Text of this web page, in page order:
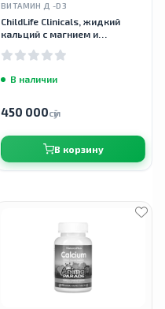
ВИТАМИН Д -D3
ChildLife Clinicals, жидкий
кальций с магнием и
calcium with magnesium and
В наличии
450 000сӯм
В корзину